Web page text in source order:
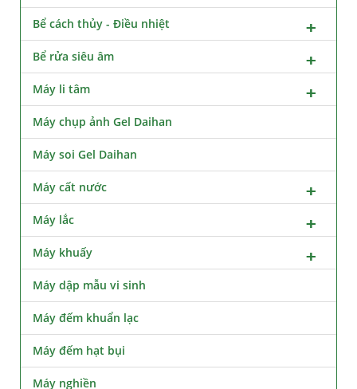
Bể cách thủy - Điều nhiệt
Bể rửa siêu âm
Máy li tâm
Máy chụp ảnh Gel Daihan
Máy soi Gel Daihan
Máy cất nước
Máy lắc
Máy khuấy
Máy dập mẫu vi sinh
Máy đếm khuẩn lạc
Máy đếm hạt bụi
Máy nghiền